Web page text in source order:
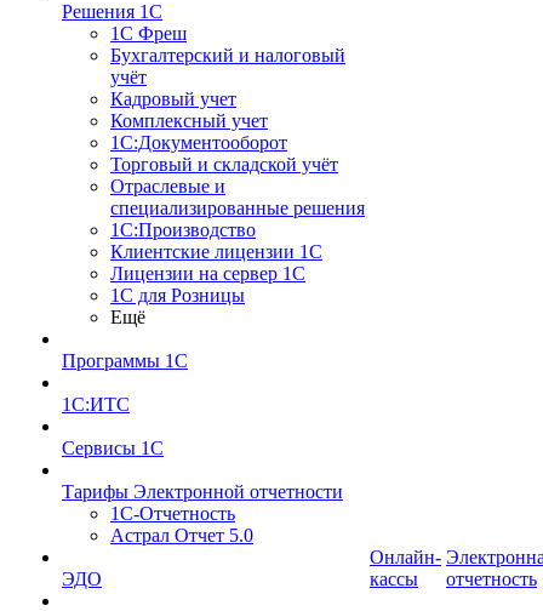
Решения 1С
1С Фреш
Бухгалтерский и налоговый
учёт
Кадровый учет
Комплексный учет
1С:Документооборот
Торговый и складской учёт
Отраслевые и
специализированные решения
1С:Производство
Клиентские лицензии 1С
Лицензии на сервер 1С
1С для Розницы
Ещё
Программы 1С
1С:ИТС
Сервисы 1С
Тарифы Электронной отчетности
1С-Отчетность
Астрал Отчет 5.0
ЭДО
Онлайн-
кассы
отчетность